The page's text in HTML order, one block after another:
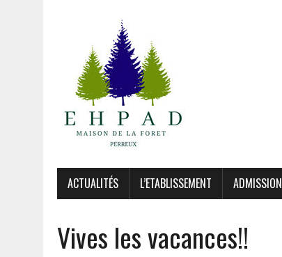
ACTUALITÉS L’ETABLISSEMENT ADMISSION
Vives les vacances!!